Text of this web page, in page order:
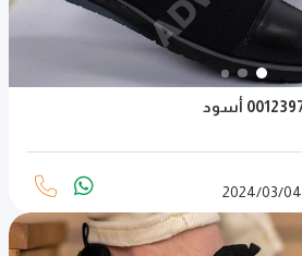
2024/03/04